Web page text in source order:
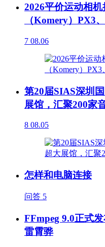
2026平价运动相
（Komery）PX3
7 08.06
第20届SIAS深圳
展馆，汇聚200家
8 08.05
怎样和电脑连接
问答 5
FFmpeg 9.0正式
雷霄骅